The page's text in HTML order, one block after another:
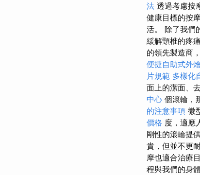
法 透過考慮按
健康目標的按
活。 除了我們
緩解頸椎的疼
的領先製造商
便捷自助式外
片規範 多樣化
面上的潔面、
中心 個滾輪，
的注意事項 微
價格 度，適應
剛性的滾輪提
貴，但並不更
摩也適合治療
程與我們的身